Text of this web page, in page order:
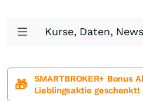
Kurse, Daten,
🎁
SMARTBROKER+ Bonus
Lieblingsaktie geschenkt!